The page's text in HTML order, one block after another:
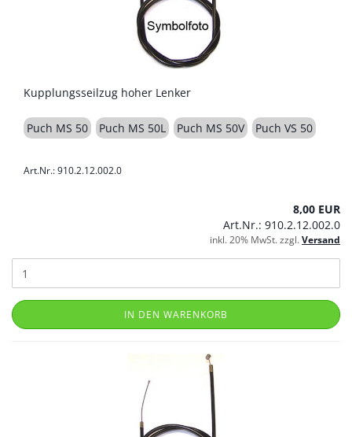
Kupplungsseilzug hoher Lenker
Puch MS 50 Puch MS 50L Puch MS 50V Puch VS 50
Art.Nr.: 910.2.12.002.0
8,00 EUR
Art.Nr.: 910.2.12.002.0
inkl. 20% MwSt. zzgl.Versand
IN DEN WARENKORB